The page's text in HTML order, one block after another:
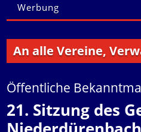
Werbung
alle Vereine,
Öffentliche
21. Sitzung des